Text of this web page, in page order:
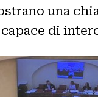
una
di